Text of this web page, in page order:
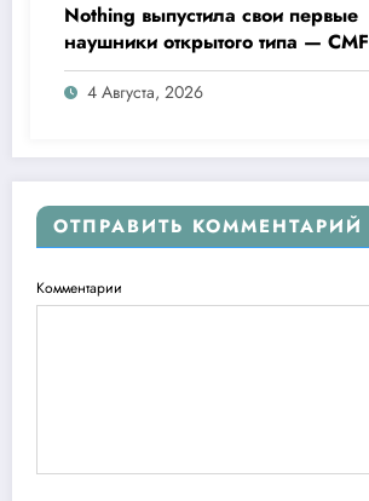
Nothing выпустила свои первые
наушники открытого типа — CMF
Clip Pro
4 Августа, 2026
ОТПРАВИТЬ КОММЕНТАРИЙ
Комментарии